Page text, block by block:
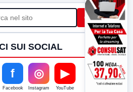
Cerca
SUI SOCIAL
f
Facebook
◎
Instagram
▶
YouTube